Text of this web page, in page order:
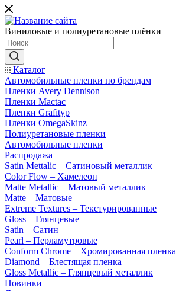
Виниловые и полиуретановые плёнки
Каталог
Автомобильные пленки по брендам
Пленки Avery Dennison
Пленки Mactac
Пленки Grafityp
Пленки OmegaSkinz
Полиуретановые пленки
Автомобильные пленки
Распродажа
Satin Mettalic – Сатиновый металлик
Color Flow – Хамелеон
Matte Metallic – Матовый металлик
Matte – Матовые
Extreme Textures – Текстурированные
Gloss – Глянцевые
Satin – Сатин
Pearl – Перламутровые
Conform Chrome – Хромированная пленка
Diamond – Блестящая пленка
Gloss Metallic – Глянцевый металлик
Новинки